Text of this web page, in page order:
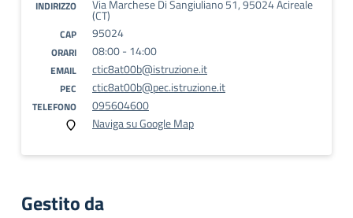
INDIRIZZO Via Marchese Di Sangiuliano 51, 95024 Acireale
(CT)
CAP 95024
ORARI 08:00 - 14:00
EMAIL ctic8at00b@istruzione.it
PEC ctic8at00b@pec.istruzione.it
TELEFONO
095604600
Naviga su Google Map
Gestito da